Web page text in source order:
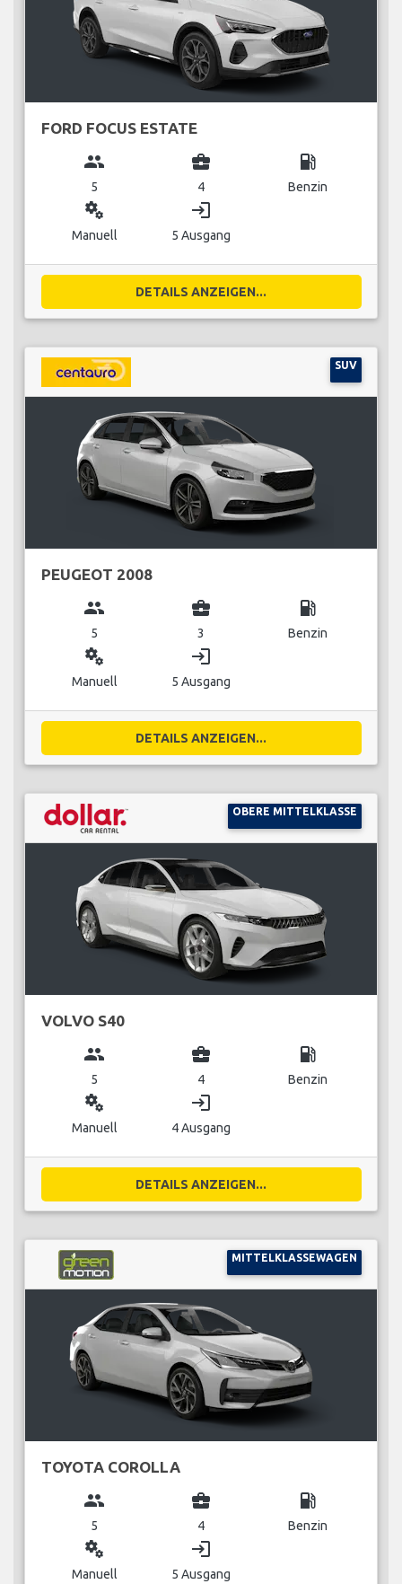
FORD FOCUS ESTATE
group
5
business_center
4
local_gas_station
Benzin
miscellaneous_services
Manuell
login
5 Ausgang
DETAILS ANZEIGEN...
SUV
PEUGEOT 2008
group
5
business_center
3
local_gas_station
Benzin
miscellaneous_services
Manuell
login
5 Ausgang
DETAILS ANZEIGEN...
OBERE MITTELKLASSE
VOLVO S40
group
5
business_center
4
local_gas_station
Benzin
miscellaneous_services
Manuell
login
4 Ausgang
DETAILS ANZEIGEN...
MITTELKLASSEWAGEN
TOYOTA COROLLA
group
5
business_center
4
local_gas_station
Benzin
miscellaneous_services
Manuell
login
5 Ausgang